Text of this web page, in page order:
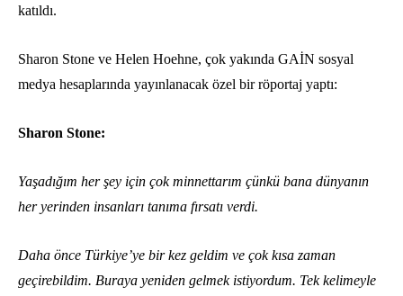
katıldı.
Sharon Stone ve Helen Hoehne, çok yakında GAİN sosyal
medya hesaplarında yayınlanacak özel bir röportaj yaptı:
Sharon Stone:
Yaşadığım her şey için çok minnettarım çünkü bana dünyanın
her yerinden insanları tanıma fırsatı verdi.
Daha önce Türkiye’ye bir kez geldim ve çok kısa zaman
geçirebildim. Buraya yeniden gelmek istiyordum. Tek kelimeyle